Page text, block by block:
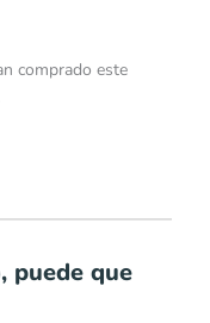
comprado este
puede que